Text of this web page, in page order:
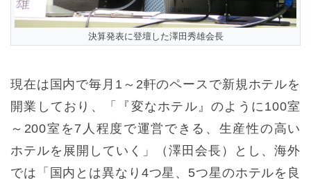
決算発表に登壇した澤田秀雄会長
現在は国内で毎月1～2軒のペースで新規ホテルを
開業しており、「『変なホテル』のように100室
～200室を7人程度で運営できる、生産性の高い
ホテルを展開していく」（澤田会長）とし、海外
では「国内とは異なり4つ星、5つ星のホテルを良